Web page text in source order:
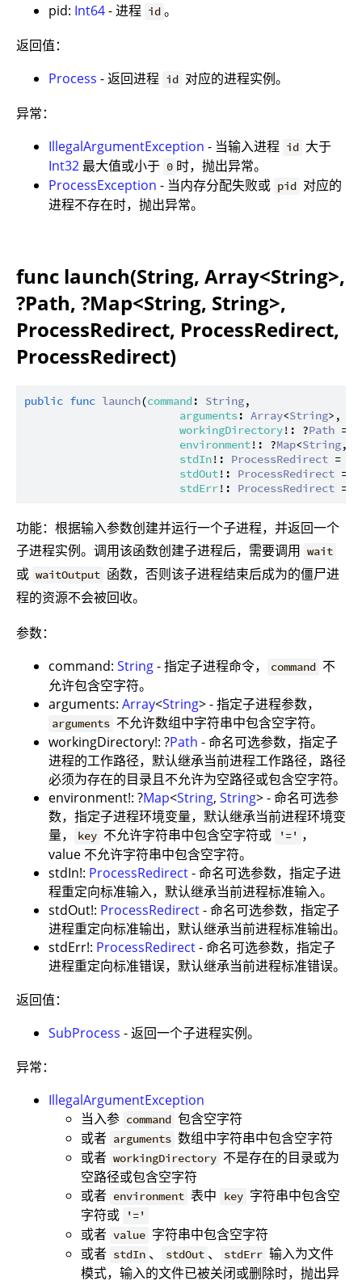
pid: Int64- 进程 id 。
返回值：
Process - 返回进程 id 对应的进程实例。
异常：
IllegalArgumentException - 当输入进程 id 大于
Int32最大值或小于 0 时，抛出异常。
ProcessException - 当内存分配失败或 pid 对应的
进程不存在时，抛出异常。
func launch(String, Array<String>,
?Path, ?Map<String, String>,
ProcessRedirect, ProcessRedirect,
ProcessRedirect)
public func launch(command: String,
arguments: Array<String>,
workingDirectory!: ?Path =
environment!: ?Map<String,
stdIn!: ProcessRedirect =
stdOut!: ProcessRedirect =
stdErr!: ProcessRedirect =
功能：根据输入参数创建并运行一个子进程，并返回一个
子进程实例。调用该函数创建子进程后，需要调用 wait
或 waitOutput 函数，否则该子进程结束后成为的僵尸进
程的资源不会被回收。
参数：
command: String- 指定子进程命令， command 不
允许包含空字符。
arguments: Array<String> - 指定子进程参数，
arguments 不允许数组中字符串中包含空字符。
workingDirectory!: ?Path - 命名可选参数，指定子
进程的工作路径，默认继承当前进程工作路径，路径
必须为存在的目录且不允许为空路径或包含空字符。
environment!: ?Map<String, String> - 命名可选参
数，指定子进程环境变量，默认继承当前进程环境变
量，
key 不允许字符串中包含空字符或 '=' ，
value 不允许字符串中包含空字符。
stdIn!: ProcessRedirect- 命名可选参数，指定子进
程重定向标准输入，默认继承当前进程标准输入。
stdOut!: ProcessRedirect- 命名可选参数，指定子
进程重定向标准输出，默认继承当前进程标准输出。
stdErr!: ProcessRedirect- 命名可选参数，指定子
进程重定向标准错误，默认继承当前进程标准错误。
返回值：
SubProcess - 返回一个子进程实例。
异常：
IllegalArgumentException
当入参 command 包含空字符
或者 arguments 数组中字符串中包含空字符
或者 workingDirectory 不是存在的目录或为
空路径或包含空字符
或者 environment 表中 key 字符串中包含空
字符或
'='
或者 value 字符串中包含空字符
或者 stdIn 、 stdOut 、 stdErr 输入为文件
模式，输入的文件已被关闭或删除时，抛出异